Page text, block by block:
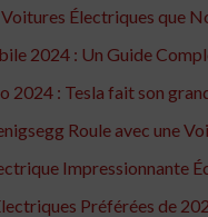
Électriques que
2024 : Un Guide
2024 : Tesla fait son
Roule avec une
Impressionnante
Préférées de